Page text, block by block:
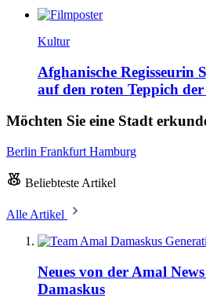
Kultur
Afghanische Regisseurin
auf den roten Teppich
Möchten Sie eine Stadt
Berlin Frankfurt Hamburg
Beliebteste Artikel
Alle Artikel
Neues von der Amal
Damaskus